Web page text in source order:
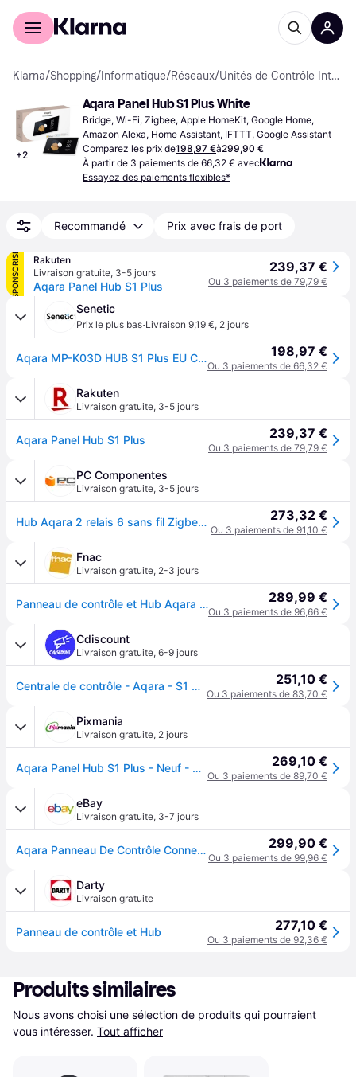
Acheter avec Klarna
Klarna/Shopping/ Informatique/Réseaux/ Unités de Contrôle Intelligents
+2
Aqara Panel Hub S1 Plus White
Bridge, Wi-Fi, Zigbee, Apple HomeKit, Google Home,
Amazon Alexa, Home Assistant, IFTTT, Google Assistant
Comparez les prix de198,97 €à299,90 €
À partir de 3 paiements de 66,32 € avec
Essayez des paiements flexibles*
Recommandé Prix avec frais de port
SPONSORISÉ
Rakuten
Livraison gratuite, 3-5 jours
Aqara Panel Hub S1 Plus
239,37 €
Ou 3 paiements de 79,79 €
Senetic
Prix le plus bas·Livraison 9,19 €, 2 jours
Aqara MP-K03D HUB S1 Plus EU Contrôleur Intelligent MP-K03D 198,97 €
Ou 3 paiements de 66,32 €
Rakuten
Livraison gratuite, 3-5 jours
Aqara Panel Hub S1 Plus 239,37 €
Ou 3 paiements de 79,79 €
PC Componentes
Livraison gratuite, 3-5 jours
Hub Aqara 2 relais 6 sans fil Zigbee 3.0 S1 Plus écran tactile 273,32 €
Ou 3 paiements de 91,10 €
Fnac
Livraison gratuite, 2-3 jours
Panneau de contrôle et Hub Aqara S1 Plus EU Blanc 289,99 €
Ou 3 paiements de 96,66 €
Cdiscount
Livraison gratuite, 6-9 jours
Centrale de contrôle - Aqara - S1 Plus - Écran LCD 69 - Zigbee - Wi-Fi - Matter - Blanc 251,10 €
Ou 3 paiements de 83,70 €
Pixmania
Livraison gratuite, 2 jours
Aqara Panel Hub S1 Plus - Neuf - Noir 269,10 €
Ou 3 paiements de 89,70 €
eBay
Livraison gratuite, 3-7 jours
Aqara Panneau De Contrôle Connecté Compatible Zigbee Et Matter Multi Contrôle 299,90 €
Ou 3 paiements de 99,96 €
Darty
Livraison gratuite
Panneau de contrôle et Hub 277,10 €
Ou 3 paiements de 92,36 €
Produits similaires
Nous avons choisi une sélection de produits qui pourraient
vous intéresser. Tout afficher